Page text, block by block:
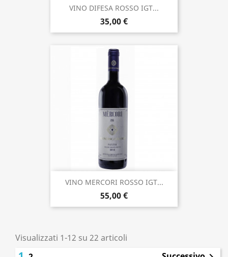
VINO DIFESA ROSSO IGT...
35,00 €
VINO MERCORI ROSSO IGT...
55,00 €
Visualizzati 1-12 su 22 articoli